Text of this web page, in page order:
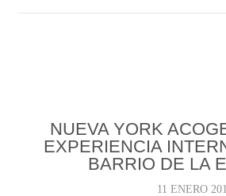
NUEVA YORK
EXPERIENCIA
BARRIO DE LA
11 ENERO